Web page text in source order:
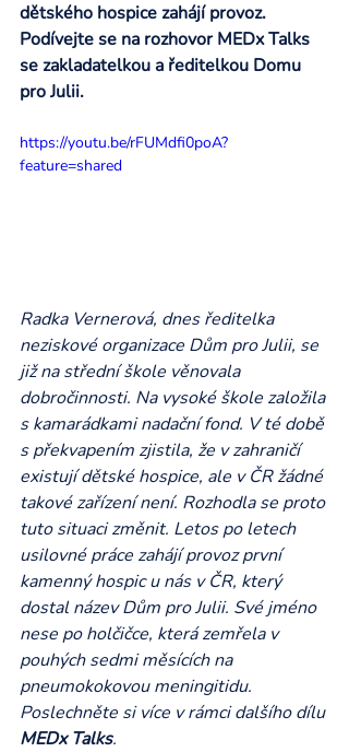
dětského hospice zahájí provoz.
Podívejte se na rozhovor MEDx Talks
se zakladatelkou a ředitelkou Domu
pro Julii.
https://youtu.be/rFUMdfi0poA?
feature=shared
Radka Vernerová, dnes ředitelka
neziskové organizace Dům pro Julii, se
již na střední škole věnovala
dobročinnosti. Na vysoké škole založila
s kamarádkami nadační fond. V té době
s překvapením zjistila, že v zahraničí
existují dětské hospice, ale v ČR žádné
takové zařízení není. Rozhodla se proto
tuto situaci změnit. Letos po letech
usilovné práce zahájí provoz první
kamenný hospic u nás v ČR, který
dostal název Dům pro Julii. Své jméno
nese po holčičce, která zemřela v
pouhých sedmi měsících na
pneumokokovou meningitidu.
Poslechněte si více v rámci dalšího dílu
MEDx Talks.